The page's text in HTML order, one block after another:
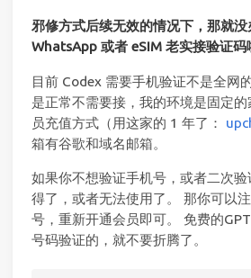
邪修方式后续无效的情况下，那就
WhatsApp 或者 eSIM 老实接验证码
目前 Codex 需要手机验证不是全网
是正常不需要接，我的环境是固定
员充值方式（用这家的 1 年了：
箱有谷歌和域名邮箱。
如果你不想验证手机号，或者二次
得了，或者无法使用了。 那你可以
号，重新开通会员即可。 免费的
号码验证的，就不要折腾了。